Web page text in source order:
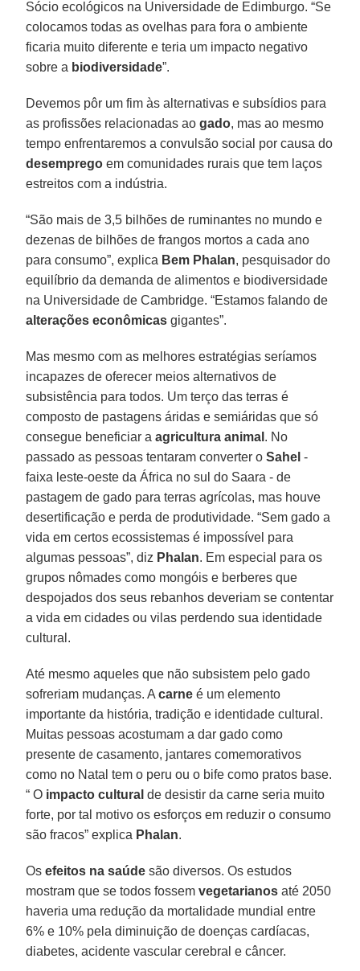
Sócio ecológicos na Universidade de Edimburgo. “Se
colocamos todas as ovelhas para fora o ambiente
ficaria muito diferente e teria um impacto negativo
sobre a biodiversidade”.
Devemos pôr um fim às alternativas e subsídios para
as profissões relacionadas aogado, mas ao mesmo
tempo enfrentaremos a convulsão social por causa do
desemprego em comunidades rurais que tem laços
estreitos com a indústria.
“São mais de 3,5 bilhões de ruminantes no mundo e
dezenas de bilhões de frangos mortos a cada ano
para consumo”, explica Bem Phalan, pesquisador do
equilíbrio da demanda de alimentos e biodiversidade
na Universidade de Cambridge. “Estamos falando de
alterações econômicas gigantes”.
Mas mesmo com as melhores estratégias seríamos
incapazes de oferecer meios alternativos de
subsistência para todos. Um terço das terras é
composto de pastagens áridas e semiáridas que só
consegue beneficiar aagricultura animal . No
passado as pessoas tentaram converter oSahel -
faixa leste-oeste da África no sul do Saara - de
pastagem de gado para terras agrícolas, mas houve
desertificação e perda de produtividade. “Sem gado a
vida em certos ecossistemas é impossível para
algumas pessoas”, diz Phalan. Em especial para os
grupos nômades como mongóis e berberes que
despojados dos seus rebanhos deveriam se contentar
a vida em cidades ou vilas perdendo sua identidade
cultural.
Até mesmo aqueles que não subsistem pelo gado
sofreriam mudanças. Acarne é um elemento
importante da história, tradição e identidade cultural.
Muitas pessoas acostumam a dar gado como
presente de casamento, jantares comemorativos
como no Natal tem o peru ou o bife como pratos base.
“ O impacto cultural de desistir da carne seria muito
forte, por tal motivo os esforços em reduzir o consumo
são fracos” explica Phalan.
Osefeitos na saúde são diversos. Os estudos
mostram que se todos fossemvegetarianos até 2050
haveria uma redução da mortalidade mundial entre
6% e 10% pela diminuição de doenças cardíacas,
diabetes, acidente vascular cerebral e câncer.